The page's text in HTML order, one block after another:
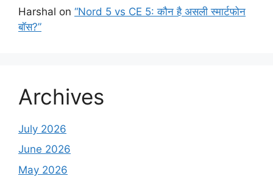
Harshal on “Nord 5 vs CE 5: कौन है असली स्मार्टफोन
बॉस?”
Archives
July 2026
June 2026
May 2026